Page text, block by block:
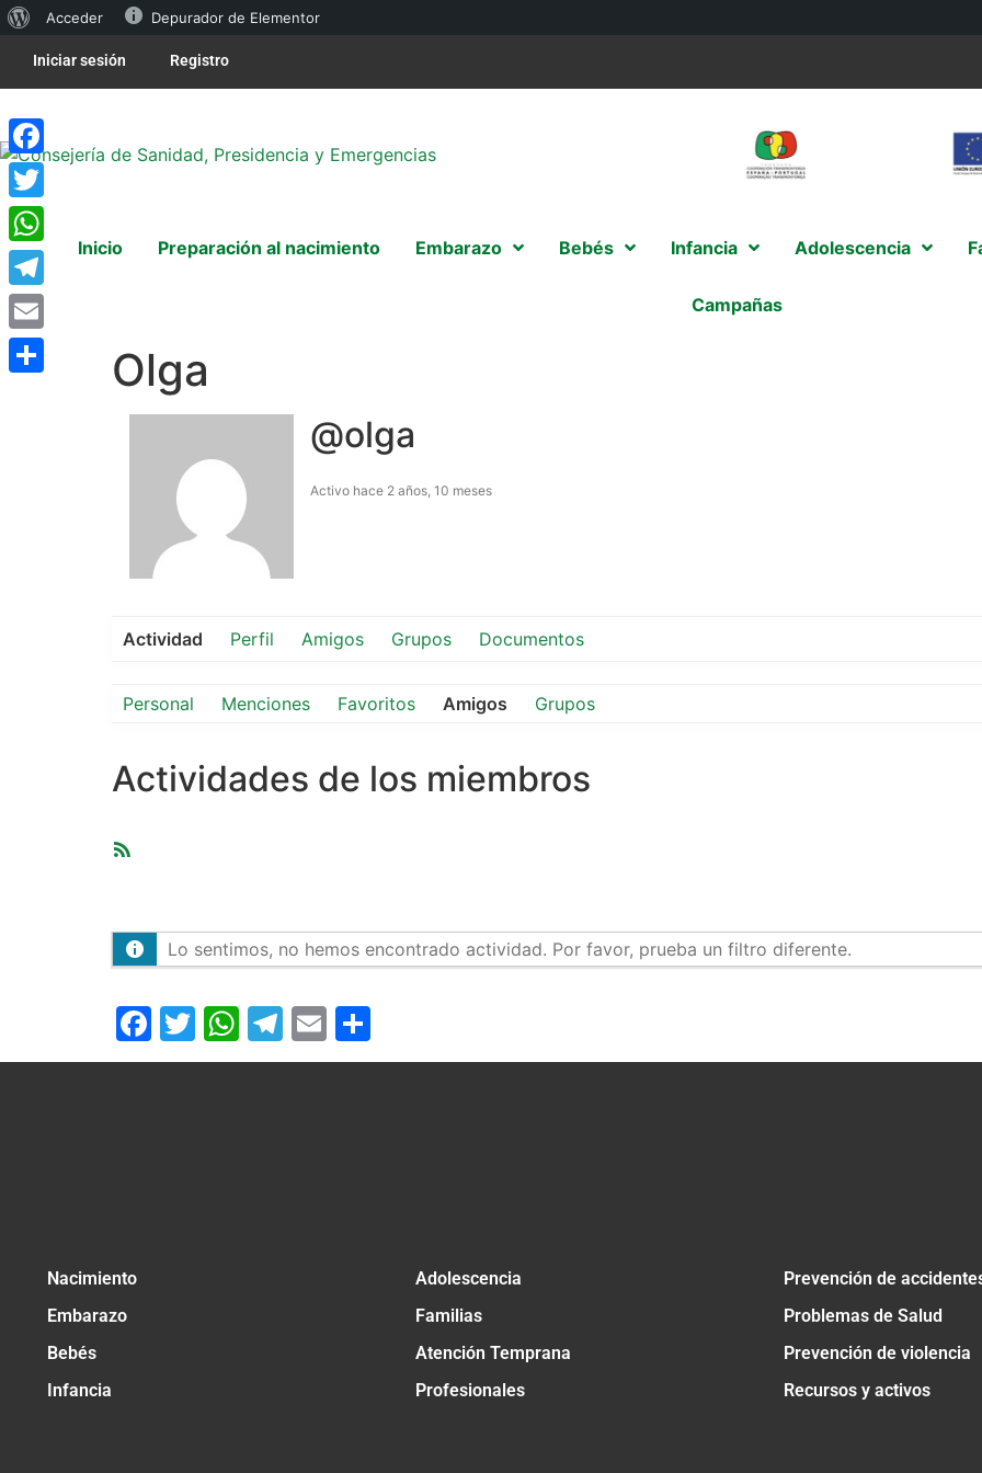
Acceder Depurador de Elementor
Iniciar sesión Registro
Inicio Preparación al nacimiento Embarazo Bebés Infancia Adolescencia
Campañas
Olga
@olga
Activo hace 2 años, 10 meses
Actividad Perfil Amigos Grupos Documentos
Personal Menciones Favoritos Amigos Grupos
Actividades de los miembros
Lo sentimos, no hemos encontrado actividad. Por favor, prueba un filtro diferente.
Facebook
Twitter
WhatsApp
Telegram
Email
Nacimiento
Embarazo
Bebés
Infancia
Adolescencia
Familias
Atención Temprana
Profesionales
Prevención de
Problemas de Salud
Prevención de violencia
Recursos y activos
Facebook
Twitter
WhatsApp
Telegram
Email